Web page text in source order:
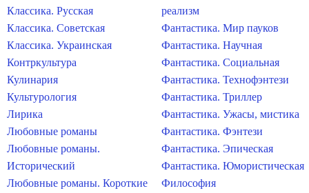
Классика. Русская
Классика. Советская
Классика. Украинская
Контркультура
Кулинария
Культурология
Лирика
Любовные романы
Любовные романы.
Исторический
Любовные романы. Короткие
реализм
Фантастика. Мир пауков
Фантастика. Научная
Фантастика. Социальная
Фантастика. Технофэнтези
Фантастика. Триллер
Фантастика. Ужасы, мистика
Фантастика. Фэнтези
Фантастика. Эпическая
Фантастика. Юмористическая
Философия